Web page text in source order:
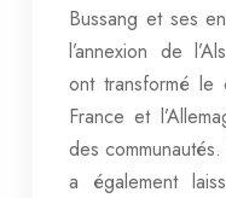
Bussang et ses
l’annexion de
ont transformé
France et
des
a également